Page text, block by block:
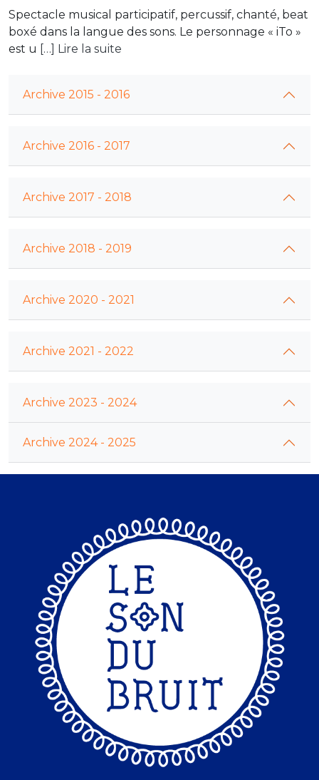
Spectacle musical participatif, percussif, chanté, beat
boxé dans la langue des sons. Le personnage « iTo »
est u […] Lire la suite
Archive 2015 - 2016
Archive 2016 - 2017
Archive 2017 - 2018
Archive 2018 - 2019
Archive 2020 - 2021
Archive 2021 - 2022
Archive 2023 - 2024
Archive 2024 - 2025